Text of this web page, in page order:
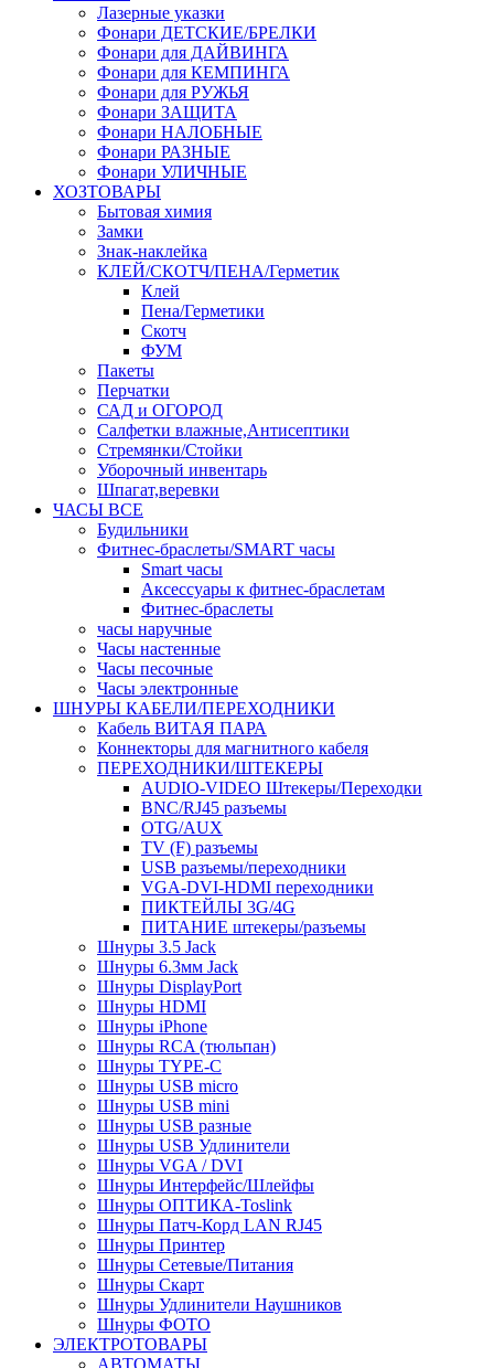
Лазерные указки
Фонари ДЕТСКИЕ/БРЕЛКИ
Фонари для ДАЙВИНГА
Фонари для КЕМПИНГА
Фонари для РУЖЬЯ
Фонари ЗАЩИТА
Фонари НАЛОБНЫЕ
Фонари РАЗНЫЕ
Фонари УЛИЧНЫЕ
ХОЗТОВАРЫ
Бытовая химия
Замки
Знак-наклейка
КЛЕЙ/СКОТЧ/ПЕНА/Герметик
Клей
Пена/Герметики
Скотч
ФУМ
Пакеты
Перчатки
САД и ОГОРОД
Салфетки влажные,Антисептики
Стремянки/Стойки
Уборочный инвентарь
Шпагат,веревки
ЧАСЫ ВСЕ
Будильники
Фитнес-браслеты/SMART часы
Smart часы
Аксессуары к фитнес-браслетам
Фитнес-браслеты
часы наручные
Часы настенные
Часы песочные
Часы электронные
ШНУРЫ КАБЕЛИ/ПЕРЕХОДНИКИ
Кабель ВИТАЯ ПАРА
Коннекторы для магнитного кабеля
ПЕРЕХОДНИКИ/ШТЕКЕРЫ
AUDIO-VIDEO Штекеры/Переходки
BNC/RJ45 разъемы
OTG/AUX
TV (F) разъемы
USB разъемы/переходники
VGA-DVI-HDMI переходники
ПИКТЕЙЛЫ 3G/4G
ПИТАНИЕ штекеры/разъемы
Шнуры 3.5 Jack
Шнуры 6.3мм Jack
Шнуры DisplayPort
Шнуры HDMI
Шнуры iPhone
Шнуры RCA (тюльпан)
Шнуры TYPE-C
Шнуры USB micro
Шнуры USB mini
Шнуры USB разные
Шнуры USB Удлинители
Шнуры VGA / DVI
Шнуры Интерфейс/Шлейфы
Шнуры ОПТИКА-Toslink
Шнуры Патч-Корд LAN RJ45
Шнуры Принтер
Шнуры Сетевые/Питания
Шнуры Скарт
Шнуры Удлинители Наушников
Шнуры ФОТО
ЭЛЕКТРОТОВАРЫ
АВТОМАТЫ